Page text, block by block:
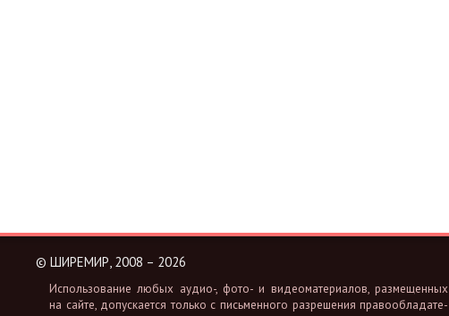
© ШИРЕМИР, 2008 – 2026
Ис­поль­зо­ва­ние любых аудио-, фото- и ви­део­ма­те­ри­а­лов, раз­ме­щен­ных
на сайте, до­пус­ка­ет­ся толь­ко с пись­мен­но­го раз­ре­ше­ния пра­во­об­ла­да­те­